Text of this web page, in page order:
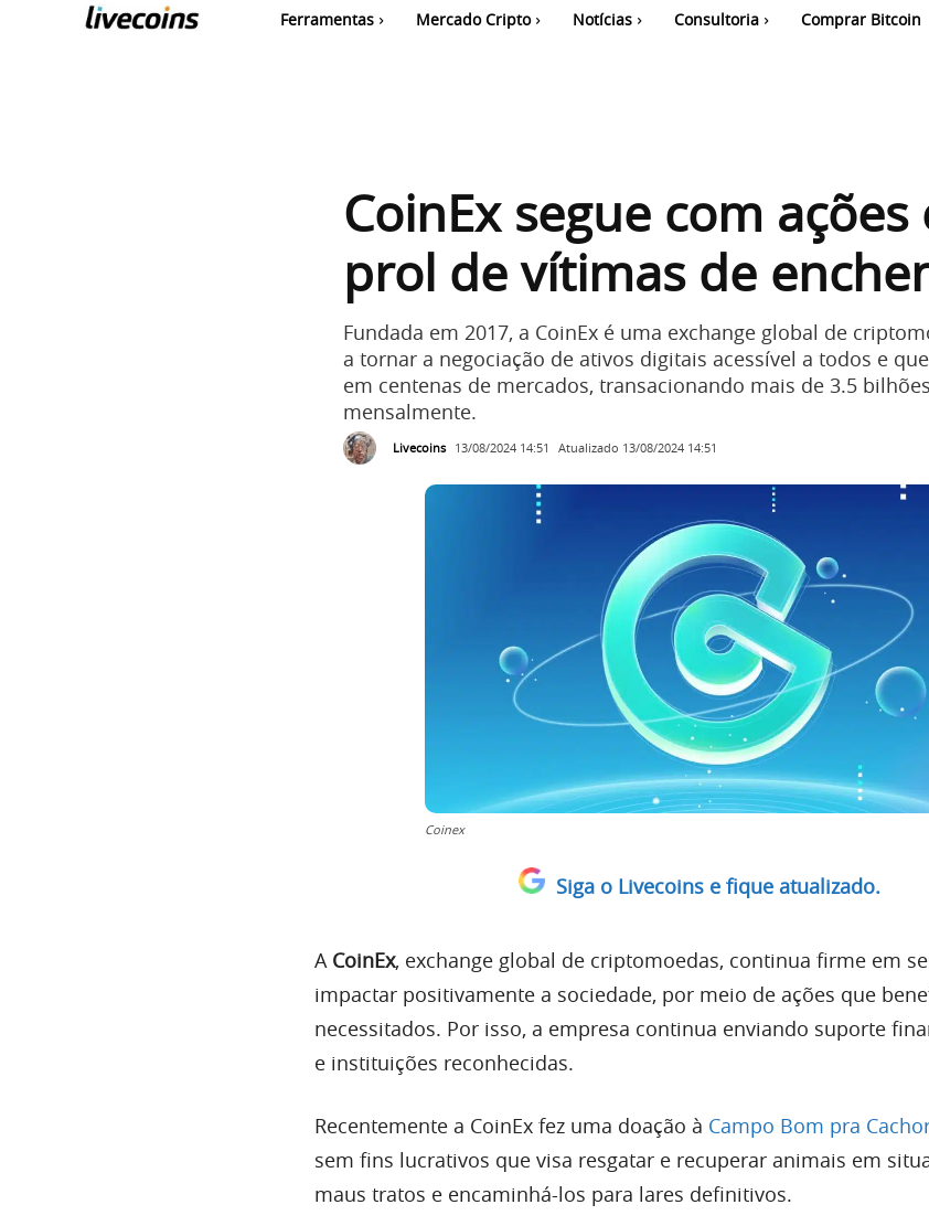
Ferramentas Mercado Cripto Notícias Consultoria Comprar Bitcoin
CoinEx segue com ações
prol de vítimas de
Fundada em 2017, a CoinEx é uma exchange global de
a tornar a negociação de ativos digitais acessível a todos e
em centenas de mercados, transacionando mais de 3.5
mensalmente.
Livecoins 13/08/2024 14:51 Atualizado 13/08/2024 14:51
Coinex
Siga o Livecoins e fique atualizado.
A CoinEx, exchange global de criptomoedas, continua firme em
impactar positivamente a sociedade, por meio de ações que
necessitados. Por isso, a empresa continua enviando suporte
e instituições reconhecidas.
Recentemente a CoinEx fez uma doação à Campo Bom pra
sem fins lucrativos que visa resgatar e recuperar animais em
maus tratos e encaminhá-los para lares definitivos.